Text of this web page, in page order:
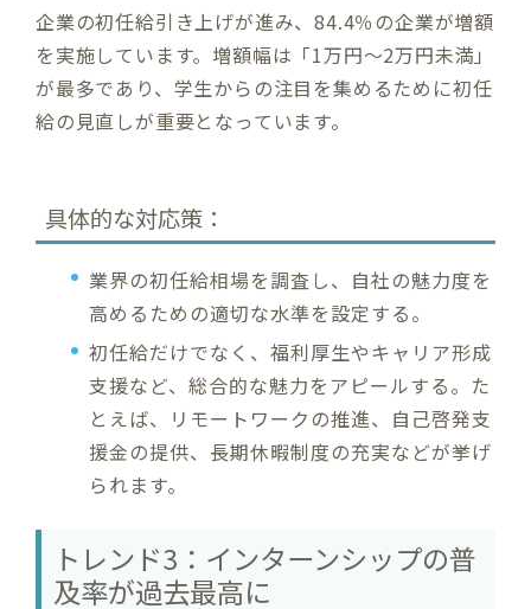
企業の初任給引き上げが進み、84.4％の企業が増額
を実施しています。増額幅は「1万円～2万円未満」
が最多であり、学生からの注目を集めるために初任
給の見直しが重要となっています。
具体的な対応策：
業界の初任給相場を調査し、自社の魅力度を
高めるための適切な水準を設定する。
初任給だけでなく、福利厚生やキャリア形成
支援など、総合的な魅力をアピールする。た
とえば、リモートワークの推進、自己啓発支
援金の提供、長期休暇制度の充実などが挙げ
られます。
トレンド3：インターンシップの普
及率が過去最高に